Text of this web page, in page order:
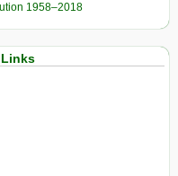
1958–2018
Links